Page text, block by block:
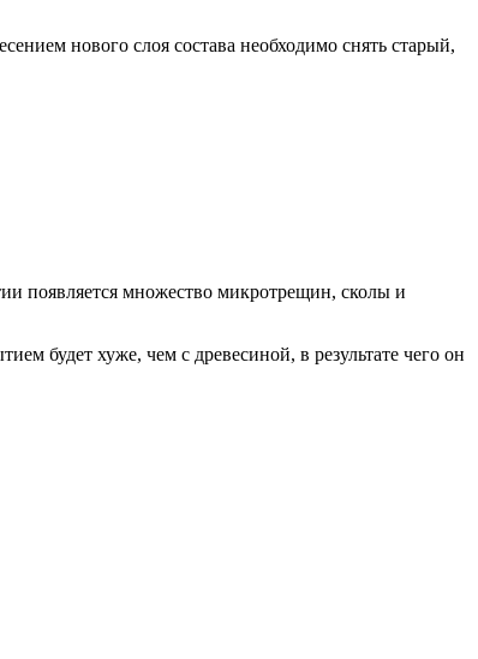
нового слоя состава необходимо снять старый,
появляется множество микротрещин, сколы и
будет хуже, чем с древесиной, в результате чего он